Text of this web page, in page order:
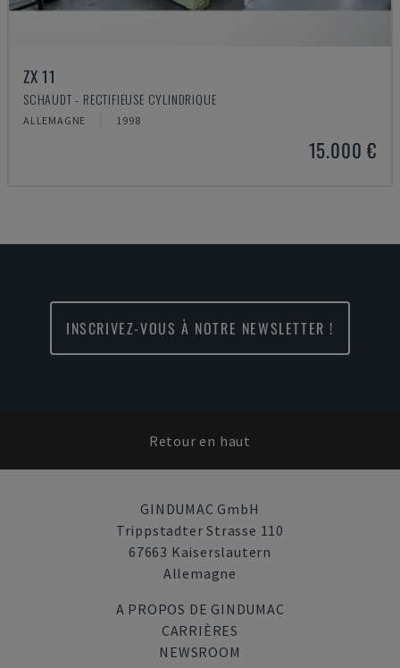
ZX 11
SCHAUDT - RECTIFIEUSE CYLINDRIQUE
ALLEMAGNE 1998
15.000 €
INSCRIVEZ-VOUS À NOTRE NEWSLETTER !
Retour en haut
GINDUMAC GmbH
Trippstadter Strasse 110
67663 Kaiserslautern
Allemagne
A PROPOS DE GINDUMAC
CARRIÈRES
NEWSROOM